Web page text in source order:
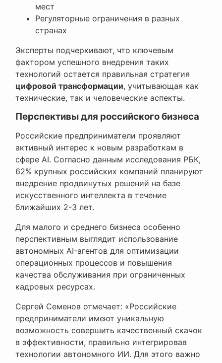
мест
Регуляторные ограничения в разных
странах
Эксперты подчеркивают, что ключевым
фактором успешного внедрения таких
технологий остается правильная стратегия
цифровой трансформации, учитывающая как
технические, так и человеческие аспекты.
Перспективы для российского бизнеса
Российские предприниматели проявляют
активный интерес к новым разработкам в
сфере AI. Согласно данным исследования РБК,
62% крупных российских компаний планируют
внедрение продвинутых решений на базе
искусственного интеллекта в течение
ближайших 2-3 лет.
Для малого и среднего бизнеса особенно
перспективным выглядит использование
автономных AI-агентов для оптимизации
операционных процессов и повышения
качества обслуживания при ограниченных
кадровых ресурсах.
Сергей Семенов отмечает: «Российские
предприниматели имеют уникальную
возможность совершить качественный скачок
в эффективности, правильно интегрировав
технологии автономного ИИ. Для этого важно